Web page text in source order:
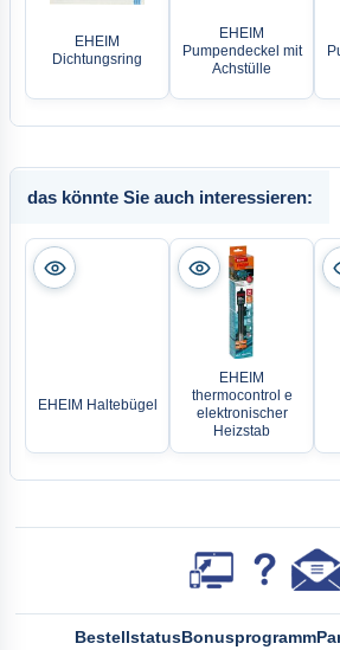
EHEIM
Dichtungsring
EHEIM
Pumpendeckel mit
Achstülle
das könnte Sie auch interessieren:
EHEIM Haltebügel
EHEIM
thermocontrol e
elektronischer
Heizstab
BestellstatusBonusprogramm